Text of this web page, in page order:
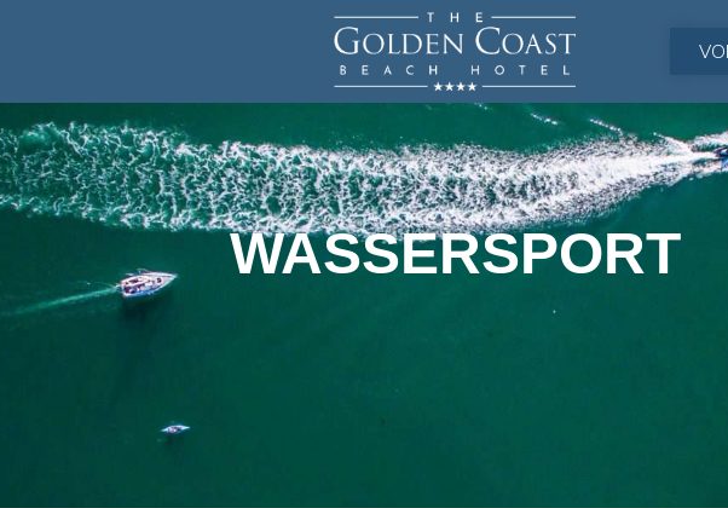
WASSERSPORT